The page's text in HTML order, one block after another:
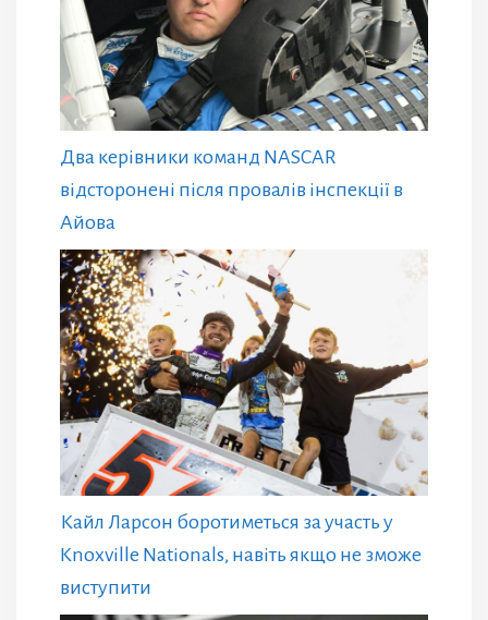
Два керівники команд NASCAR
відсторонені після провалів інспекції в
Айова
Кайл Ларсон боротиметься за участь у
Knoxville Nationals, навіть якщо не зможе
виступити